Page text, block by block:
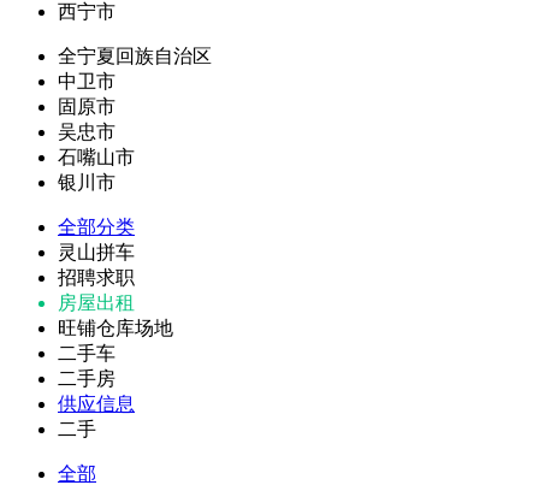
西宁市
全宁夏回族自治区
中卫市
固原市
吴忠市
石嘴山市
银川市
全部分类
灵山拼车
招聘求职
房屋出租
旺铺仓库场地
二手车
二手房
供应信息
二手
全部